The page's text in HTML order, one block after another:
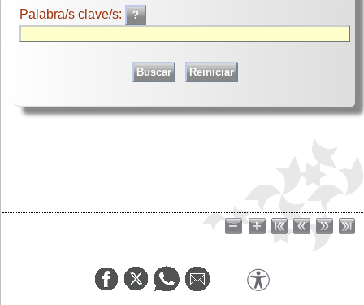
Palabra/s clave/s: